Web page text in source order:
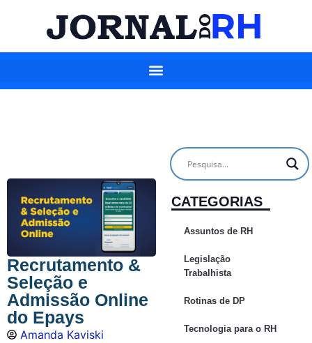
Recrutamento &
Seleção e
Admissão Online
do Epays
Amanda Kaviski
CATEGORIAS
Assuntos de RH
Legislação
Trabalhista
Rotinas de DP
Tecnologia para o RH